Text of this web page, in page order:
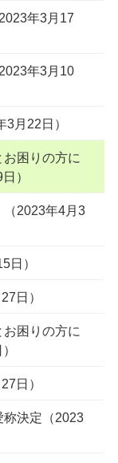
年3月17
年3月10
3月22日）
困りの方に
）
2023年4月3
日）
日）
困りの方に
日）
決定（2023